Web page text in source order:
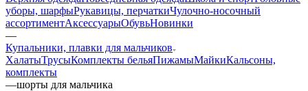
уборы, шарфыРукавицы, перчаткиЧулочно-носочный
ассортиментАксессуарыОбувьНовинки
—
Купальники, плавки для мальчиков
ХалатыТрусыКомплекты бельяПижамыМайкиКальсоны,
комплекты
—шорты для мальчика